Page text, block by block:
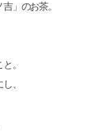
」のお茶。
。
、